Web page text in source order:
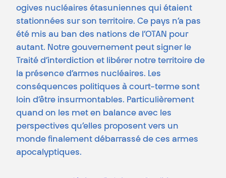
ogives nucléaires étasuniennes qui étaient
stationnées sur son territoire. Ce pays n’a pas
été mis au ban des nations de l’OTAN pour
autant. Notre gouvernement peut signer le
Traité d’interdiction et libérer notre territoire de
la présence d’armes nucléaires. Les
conséquences politiques à court-terme sont
loin d’être insurmontables. Particulièrement
quand on les met en balance avec les
perspectives qu’elles proposent vers un
monde finalement débarrassé de ces armes
apocalyptiques.